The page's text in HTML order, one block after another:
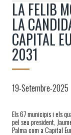
LA FELIB
LA
CAPITAL
2031
19-Setembre-2025
Els 67 municipis i els
pel seu president,
Palma com a Capital